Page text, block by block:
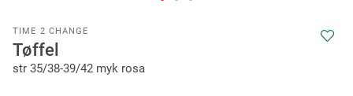
TIME 2 CHANGE
Tøffel
str 35/38-39/42 myk rosa
to
the
beginning